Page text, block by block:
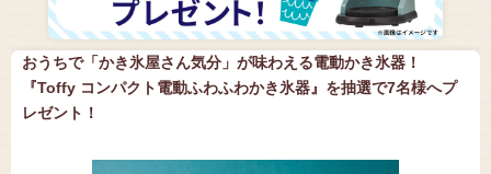
おうちで「かき氷屋さん気分」が味わえる電動かき氷器！
『Toffy コンパクト電動ふわふわかき氷器』を抽選で7名様へプ
レゼント！